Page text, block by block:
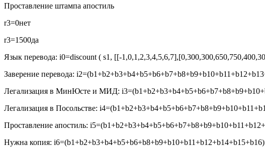
Проставление штампа апостиль
r3=0нет
r3=1500да
Язык перевода: i0=discount ( s1, [[-
Заверение перевода:
Легализация в МинЮсте и МИД:
Легализация в Посольстве:
Проставление апостиль:
Нужна копия: